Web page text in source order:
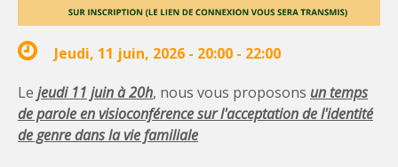
Jeudi, 11 juin, 2026 - 20:00 - 22:00
Le jeudi 11 juinà 20h, nous vous proposons un temps
de parole en visioconférencesur l'acceptation de l'identité
de genre dans la vie familiale